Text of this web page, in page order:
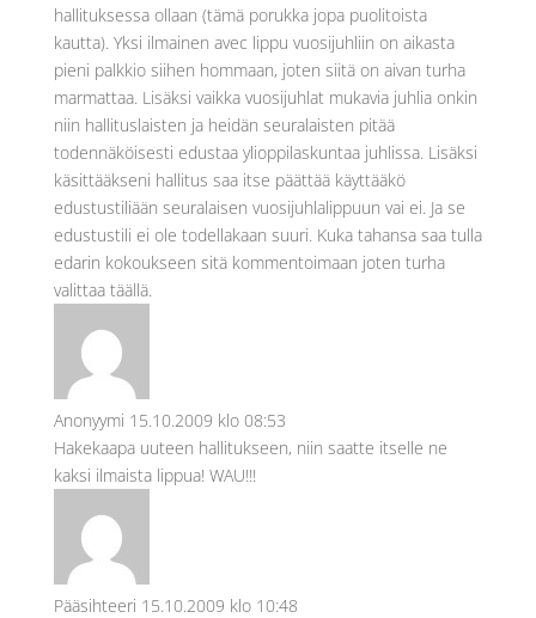
hallituksessa ollaan (tämä porukka jopa puolitoista
kautta). Yksi ilmainen avec lippu vuosijuhliin on aikasta
pieni palkkio siihen hommaan, joten siitä on aivan turha
marmattaa. Lisäksi vaikka vuosijuhlat mukavia juhlia onkin
niin hallituslaisten ja heidän seuralaisten pitää
todennäköisesti edustaa ylioppilaskuntaa juhlissa. Lisäksi
käsittääkseni hallitus saa itse päättää käyttääkö
edustustiliään seuralaisen vuosijuhlalippuun vai ei. Ja se
edustustili ei ole todellakaan suuri. Kuka tahansa saa tulla
edarin kokoukseen sitä kommentoimaan joten turha
valittaa täällä.
Anonyymi 15.10.2009 klo 08:53
Hakekaapa uuteen hallitukseen, niin saatte itselle ne
kaksi ilmaista lippua! WAU!!!
Pääsihteeri 15.10.2009 klo 10:48